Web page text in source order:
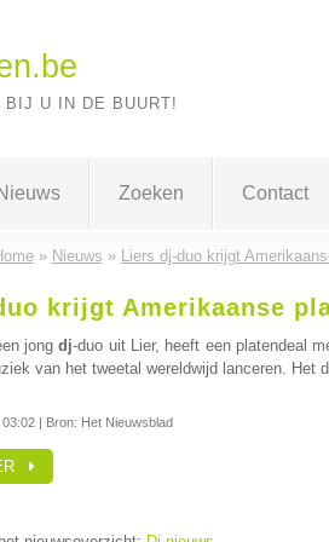
U IN DE BUURT!
Zoeken Contact
» Nieuws » Liers dj-duo krijgt
krijgt Amerikaanse
jongdj-duo uit Lier, heeft een platendeal
van het tweetal wereldwijd lanceren.
| Bron: Het Nieuwsblad